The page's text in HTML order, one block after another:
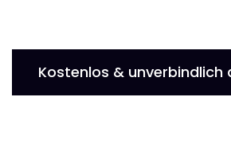
Kostenlos & unverbindlich